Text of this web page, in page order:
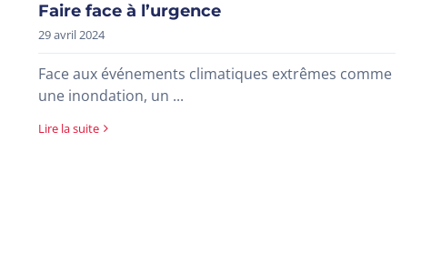
Faire face à l’urgence
29 avril 2024
Face aux événements climatiques extrêmes comme
une inondation, un ...
Lire la suite